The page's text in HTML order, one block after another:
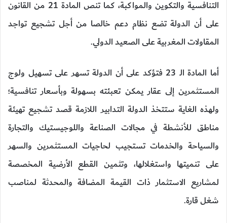
التنافسية والتكوين والمواكبة، كما تنص المادة 21 من القانون
على أن الدولة تضع نظام دعم خالصا من أجل تشجيع تواجد
المقاولات المغربية على الصعيد الدولي.
أما المادة الـ 23 فتؤكد على أن الدولة تسهر على تسهيل ولوج
المستثمرين إلى عقار يمكن تعبئته بسهولة وبأسعار تنافسية؛
ولهذه الغاية ستتخذ الدولة التدابير اللازمة قصد تشجيع تهيئة
مناطق للأنشطة في مجالات الصناعة واللوجيستيك والتجارة
والسياحة والخدمات تستجيب لحاجيات المستثمرين والسهر
على تنميتها واستغلالها، وتثمين القطع الأرضية المخصصة
لمشاريع الاستثمار ذات القيمة المضافة والمحدثة لمناصب
شغل قارة.